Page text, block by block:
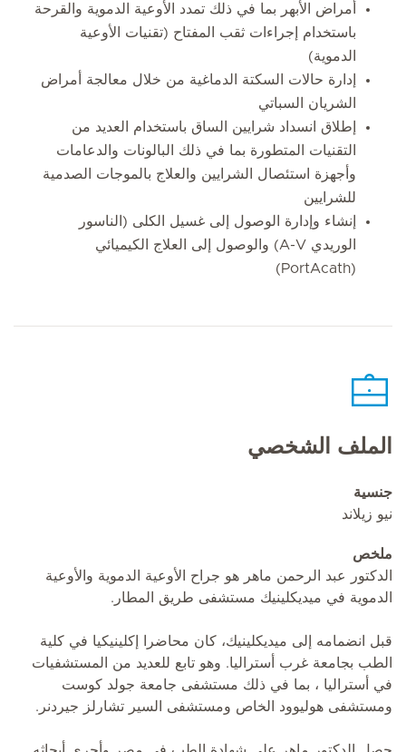
أمراض الأبهر بما في ذلك تمدد الأوعية الدموية والقرحة
باستخدام إجراءات ثقب المفتاح (تقنيات الأوعية
الدموية)
إدارة حالات السكتة الدماغية من خلال معالجة أمراض
الشريان السباتي
إطلاق انسداد شرايين الساق باستخدام العديد من
التقنيات المتطورة بما في ذلك البالونات والدعامات
وأجهزة استئصال الشرايين والعلاج بالموجات الصدمية
للشرايين
إنشاء وإدارة الوصول إلى غسيل الكلى (الناسور
الوريدي A-V) والوصول إلى العلاج الكيميائي
(PortAcath)
الملف الشخصي
جنسية
نيو زيلاند
ملخص
الدكتور عبد الرحمن ماهر هو جراح الأوعية الدموية والأوعية
الدموية في ميديكلينيك مستشفى طريق المطار.
قبل انضمامه إلى ميديكلينيك، كان محاضرا إكلينيكيا في كلية
الطب بجامعة غرب أستراليا. وهو تابع للعديد من المستشفيات
في أستراليا ، بما في ذلك مستشفى جامعة جولد كوست
ومستشفى هوليوود الخاص ومستشفى السير تشارلز جيردنر.